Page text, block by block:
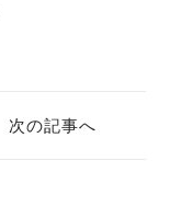
次の記事へ